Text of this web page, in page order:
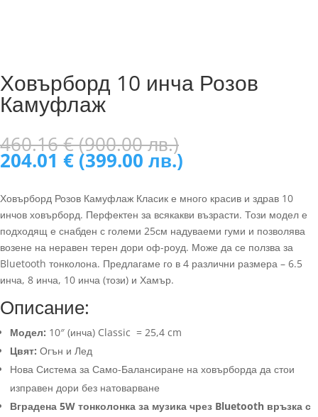
Ховърборд 10 инча Розов
Камуфлаж
460.16€(900.00 лв.)Original
price
was:
460.16 €
(900.00
лв.).
204.01 € (399.00 лв.)
е:
204.01 €
(399.00
лв.).
Ховърборд Розов Камуфлаж Класик е много красив и здрав 10
инчов ховърборд. Перфектен за всякакви възрасти. Този модел е
подходящ е снабден с големи 25см надуваеми гуми и позволява
возене на неравен терен дори оф-роуд. Може да се ползва за
Bluetooth тонколона. Предлагаме го в 4 различни размера – 6.5
инча, 8 инча, 10 инча (този) и Хамър.
Описание:
Модел: 10″ (инча) Classic = 25,4 cm
Цвят: Огън и Лед
Нова Система за Само-Балансиране на ховърборда да стои
изправен дори без натоварване
Вградена 5W тонколонка за музика чрез Bluetooth връзка с